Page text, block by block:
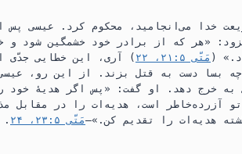
خدا می‌انجامید،‏ محکوم کرد.‏ عیسی پس
«هر که از برادر خود خشمگین شود و
(‏ مَتّی ۵:‏۲۱،‏ ۲۲
‏)‏ آری،‏ این خطایی جدّی
بسا دست به قتل بزند.‏ از این رو،‏
به خرج دهد.‏ او گفت:‏ «پس اگر هدیهٔ خود
آزرده‌خاطر است،‏ هدیه‌ات را در مقابل
هدیه‌ات را تقدیم کن.‏»—‏مَتّی ۵:‏۲۳،‏ ۲۴ ‏.‏